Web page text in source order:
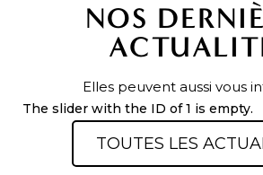
NOS
Elles peuvent aussi vous
The slider with the ID of 1 is empty.
TOUTES LES